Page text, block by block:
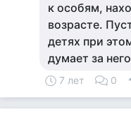
к особям,
возрасте.
детях при
думает за
7 лет 0